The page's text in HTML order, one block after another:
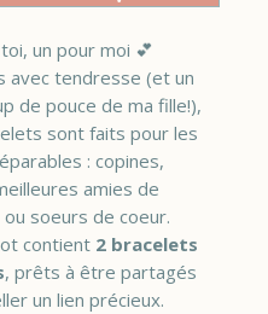
un pour moi 💕
avec tendresse (et un
de pouce de ma fille!),
sont faits pour les
: copines,
amies de
soeurs de coeur.
contient 2 bracelets
, prêts à être partagés
un lien précieux.